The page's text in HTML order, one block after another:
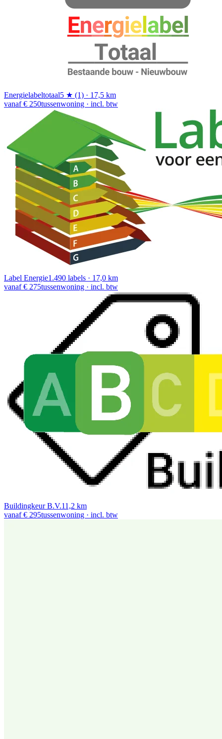
Energielabeltotaal5 ★ (1) · 17,5 km
vanaf € 250tussenwoning · incl. btw
Label Energie1.490 labels · 17,0 km
vanaf € 275tussenwoning · incl. btw
Buildingkeur B.V.11,2 km
vanaf € 295tussenwoning · incl. btw